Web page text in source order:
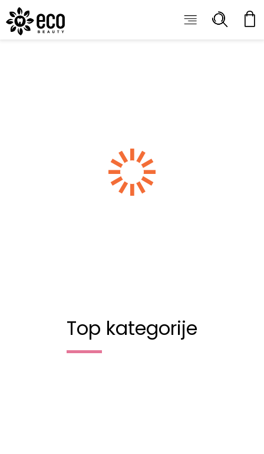
ECOBEAUTY
Top kategorije